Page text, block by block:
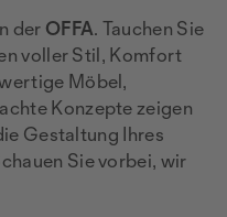
der OFFA. Tauchen Sie
voller Stil, Komfort
Möbel,
Konzepte zeigen
Gestaltung Ihres
Sie vorbei, wir